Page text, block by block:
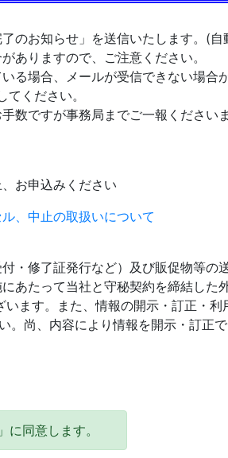
のお知らせ」を送信いたします。(自
ありますので、ご注意ください。
る場合、メールが受信できない場合
ください。
数ですが事務局までご一報ください
お申込みください
、中止の取扱いについて
・修了証発行など）及び販促物等の
あたって当社と守秘契約を締結した
ます。また、情報の開示・訂正・利
尚、内容により情報を開示・訂正
に同意します。